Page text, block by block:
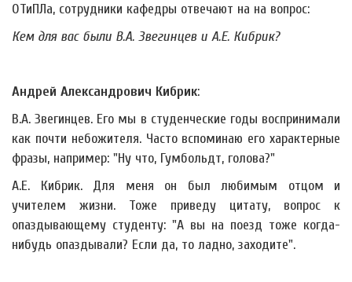
ОТиПЛа, сотрудники кафедры отвечают на на вопрос:
Кем для вас были В.А. Звегинцев и А.Е. Кибрик?
Андрей Александрович Кибрик:
В.А. Звегинцев. Его мы в студенческие годы воспринимали
как почти небожителя. Часто вспоминаю его характерные
фразы, например: "Ну что, Гумбольдт, голова?"
А.Е. Кибрик. Для меня он был любимым отцом и
учителем жизни. Тоже приведу цитату, вопрос к
опаздывающему студенту: "А вы на поезд тоже когда-
нибудь опаздывали? Если да, то ладно, заходите".